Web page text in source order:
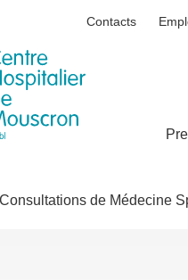
Contacts
de Médecine